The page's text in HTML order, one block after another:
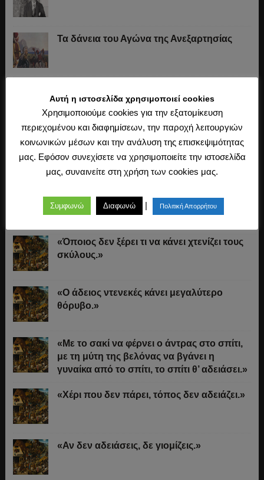
Τα δάνεια του Αγώνα της Ανεξαρτησίας
1847)
Η άλωση της Κωνσταντινούπολης (1453)
των αρχόντων
«Όποιος δεν ξέρει τι να κάνει χτενίζει τους
σκύλους.»
«Ο άδειος ντενεκές κάνει μεγαλύτερο
θόρυβο.»
«Με το σακί να φέρνει ο άντρας στο σπίτι,
με τη μύτη της βελόνας να βγάνει η
γυναίκα από το σπίτι, το σπίτι θ’ αδειάσει.»
«Χέρι που δεν πάρει, τόπος δεν αδειάζει.»
«Αν δεν αδειάσεις, δε γιομίζεις.»
Αυτή η ιστοσελίδα χρησιμοποιεί cookies
Χρησιμοποιούμε cookies για την εξατομίκευση
περιεχομένου και διαφημίσεων, την παροχή λειτουργιών
κοινωνικών μέσων και την ανάλυση της επισκεψιμότητας
μας. Εφόσον συνεχίσετε να χρησιμοποιείτε την ιστοσελίδα
μας, συναινείτε στη χρήση των cookies μας.
Συμφωνώ Διαφωνώ | Πολιτική Απορρήτου